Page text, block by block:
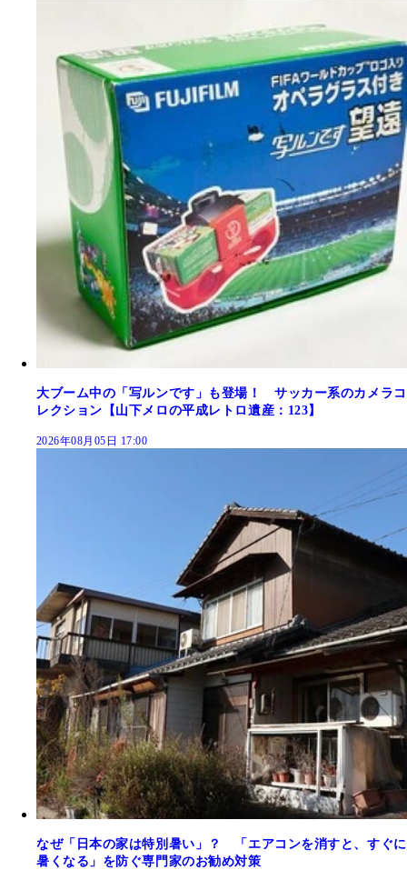
大ブーム中の「写ルンです」も登場！ サッカー系のカメラコ
レクション【山下メロの平成レトロ遺産：123】
2026年08月05日 17:00
なぜ「日本の家は特別暑い」？ 「エアコンを消すと、すぐに
暑くなる」を防ぐ専門家のお勧め対策